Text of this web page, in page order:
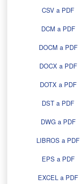
CSV a PDF
DCM a PDF
DOCM a PDF
DOCX a PDF
DOTX a PDF
DST a PDF
DWG a PDF
LIBROS a PDF
EPS a PDF
EXCEL a PDF